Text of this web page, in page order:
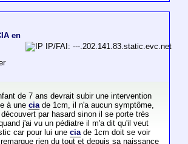
en
IP/FAI: ---.202.141.83.static.evc.net
de 7 ans devrait subir une intervention
à une ciade 1cm, il n'a aucun symptôme,
par hasard sinon il se porte très
j'ai vu un pédiatre il m'a dit qu'il veut
car pour lui une ciade 1cm doit se voir
rien du tout et depuis sa naissance